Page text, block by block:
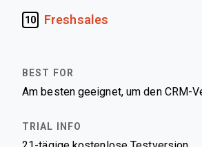
10 Freshsales
Am besten geeignet, um den CRM-